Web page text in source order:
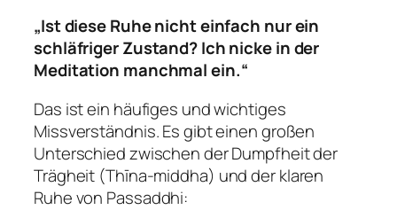
„Ist diese Ruhe nicht einfach nur ein
schläfriger Zustand? Ich nicke in der
Meditation manchmal ein.“
Das ist ein häufiges und wichtiges
Missverständnis. Es gibt einen großen
Unterschied zwischen der Dumpfheit der
Trägheit (Thīna-middha) und der klaren
Ruhe von Passaddhi: